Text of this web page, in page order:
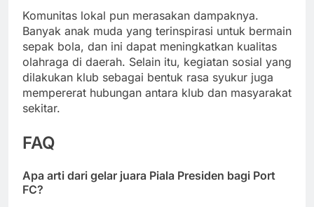
Komunitas lokal pun merasakan dampaknya.
Banyak anak muda yang terinspirasi untuk bermain
sepak bola, dan ini dapat meningkatkan kualitas
olahraga di daerah. Selain itu, kegiatan sosial yang
dilakukan klub sebagai bentuk rasa syukur juga
mempererat hubungan antara klub dan masyarakat
sekitar.
FAQ
Apa arti dari gelar juara Piala Presiden bagi Port
FC?